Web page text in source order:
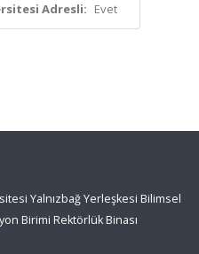
Adresli: Evet
Yalnızbağ Yerleşkesi Bilimsel
Birimi Rektörlük Binası